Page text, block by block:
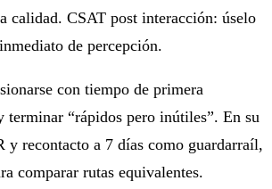
calidad. CSAT post interacción: úselo
de percepción.
con tiempo de primera
terminar “rápidos pero inútiles”. En su
y recontacto a 7 días como guardarraíl,
comparar rutas equivalentes.